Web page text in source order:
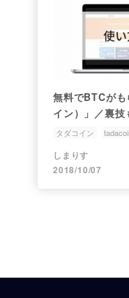
無料でBTCが
イン）」／裏技
タダコイン
しまりす
2018/10/07